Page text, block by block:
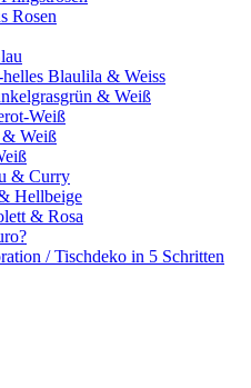
Rosen
Blaulila & Weiss
& Weiß
Weiß
Weiß
& Curry
Hellbeige
& Rosa
/ Tischdeko in 5 Schritten